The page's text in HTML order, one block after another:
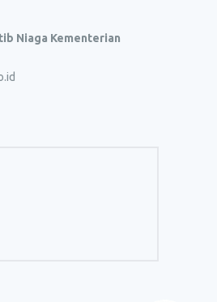
Niaga Kementerian